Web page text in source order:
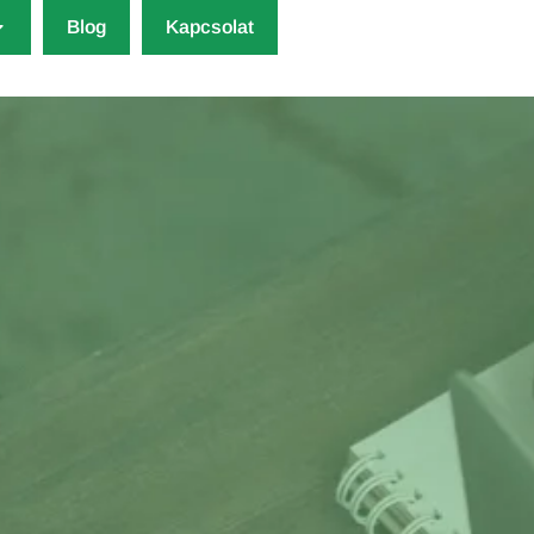
Blog Kapcsolat